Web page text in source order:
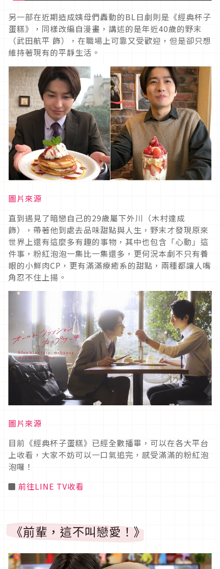
另一部在近期造成姨母們轟動的BL日劇則是《經典杯子
蛋糕》，同樣改編自漫畫，講述的是年近40歲的野末
（武田航平 飾），在職場上可靠又受歡迎，但是卻只想
維持著現有的平靜生活。
圖片來源
直到遇見了暗戀自己的29歲屬下外川（木村達成
飾），帶著他到處去品味甜點與人生，野末才發現原來
世界上還有這麼多有趣的事物，其中也包含「心動」這
件事，粉紅泡泡一集比一集還多，更何況本劇不只有養
眼的小鮮肉CP，更有滿滿療癒系的甜點，兩種都讓人嘴
角忍不住上揚。
圖片來源
目前《經典杯子蛋糕》已經全數播畢，可以在各大平台
上收看，大家不妨可以一口氣追完，感受滿滿的粉紅泡
泡囉！
◼ 前往LINE TV收看
《前輩，這不叫戀愛！》